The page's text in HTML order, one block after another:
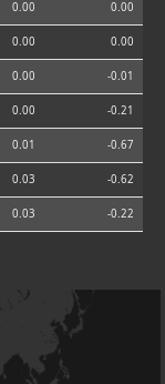
0.00 0.00
0.00 0.00
0.00 -0.01
0.00 -0.21
0.01 -0.67
0.03 -0.62
0.03 -0.22